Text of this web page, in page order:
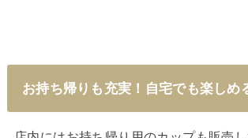
お持ち帰りも充実！自宅でも楽しめ